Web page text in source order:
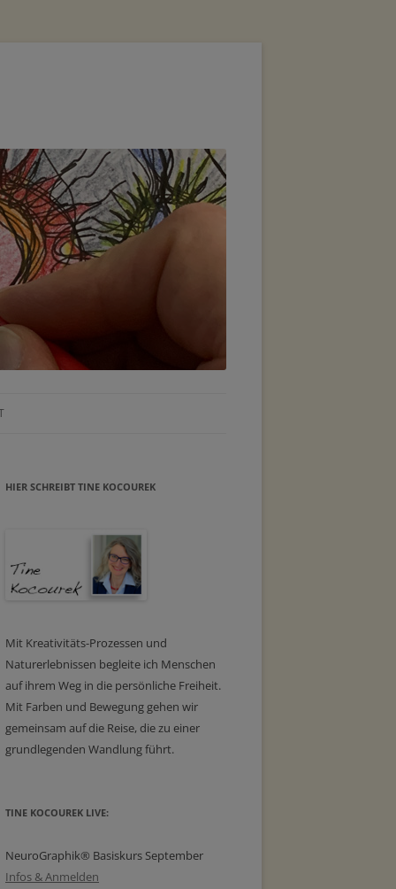
HIER SCHREIBT TINE KOCOUREK
Mit Kreativitäts-Prozessen und
Naturerlebnissen begleite ich Menschen
auf ihrem Weg in die persönliche Freiheit.
Mit Farben und Bewegung gehen wir
gemeinsam auf die Reise, die zu einer
grundlegenden Wandlung führt.
TINE KOCOUREK LIVE:
NeuroGraphik® Basiskurs September
Infos & Anmelden